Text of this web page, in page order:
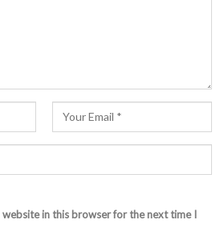
website in this browser for the next time I